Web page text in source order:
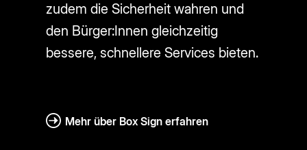
zudem die Sicherheit wahren und
den Bürger:Innen gleichzeitig
bessere, schnellere Services bieten.
Mehr über Box Sign erfahren